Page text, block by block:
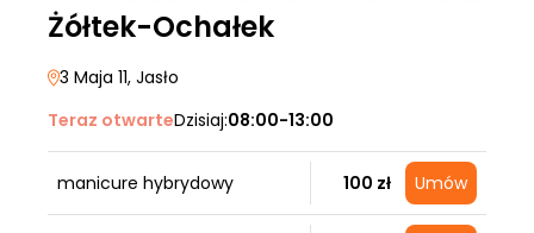
Żółtek-Ochałek
3 Maja 11, Jasło
Teraz otwarteDzisiaj:08:00-13:00
manicure hybrydowy 100 zł Umów